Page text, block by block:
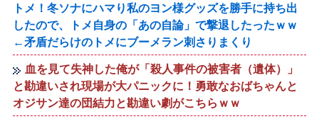
トメ！冬ソナにハマり私のヨン様グッズを勝手に持ち出
したので、トメ自身の「あの自論」で撃退したったｗｗ
←矛盾だらけのトメにブーメラン刺さりまくり
血を見て失神した俺が「殺人事件の被害者（遺体）」
と勘違いされ現場が大パニックに！勇敢なおばちゃんと
オジサン達の団結力と勘違い劇がこちらｗｗ